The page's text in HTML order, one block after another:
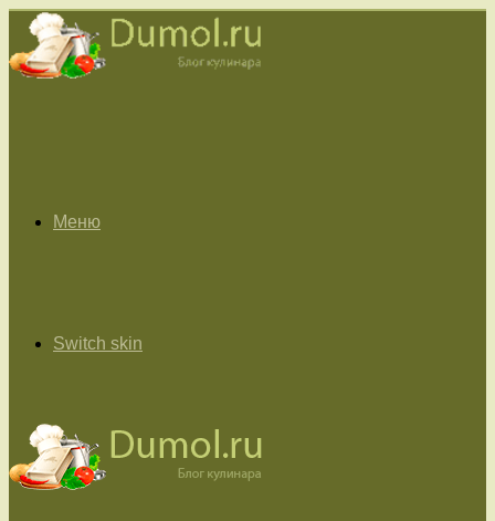
Меню
Switch skin